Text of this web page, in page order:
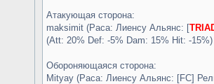
Атакующая сторона:
maksimit (Раса: Лиенсу Альянс: [
(Att: 20% Def: -5% Dam: 15% Hit: -15%)
Обороняющаяся сторона:
Mityay (Раса: Лиенсу Альянс: [FC]